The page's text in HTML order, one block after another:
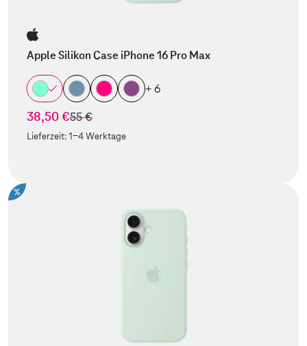
Apple Silikon Case iPhone 16 Pro Max
+ 6
38,50 €statt
55 €
Lieferzeit:1-4 Werktage
%